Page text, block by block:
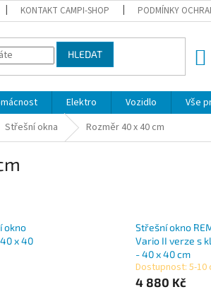
KONTAKT CAMPI-SHOP PODMÍNKY
HLEDAT
Elektro Vozidlo
Vše
Střešní okna Rozměr 40 x 40 cm
okno
x 40
Střešní okno
Vario II verze s
- 40 x 40 cm
Dostupnost: 5-10
4 880 Kč